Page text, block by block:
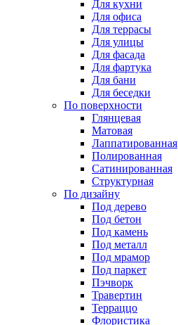
Для кухни
Для офиса
Для террасы
Для улицы
Для фасада
Для фартука
Для бани
Для беседки
По поверхности
Глянцевая
Матовая
Лаппатированная
Полированная
Сатинированная
Структурная
По дизайну
Под дерево
Под бетон
Под камень
Под металл
Под мрамор
Под паркет
Пэчворк
Травертин
Терраццо
Флористика